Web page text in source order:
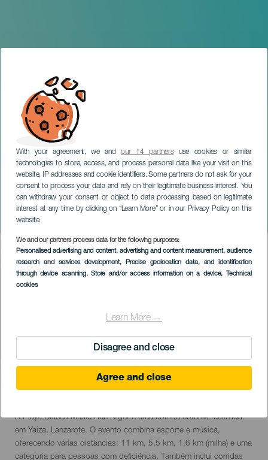
With your agreement, we andour 14 partnersuse cookies or similar
technologies to store, access, and process personal data like your visit on this
website, IP addresses and cookie identifiers. Some partners do not ask for your
consent to process your data and rely on their legitimate business interest. You
can withdraw your consent or object to data processing based on legitimate
interest at any time by clicking on “Learn More” or in our Privacy Policy on this
website.
We and our partners process data for the following purposes:
Personalised advertising and content, advertising and content measurement, audience
research and services development, Precise geolocation data, and identification
through device scanning, Store and/or access information on a device, Technical
cookies
Learn More →
Disagree and close
Agree and close
Playa Blanca Music Run
Night
LANZAROTE
Imagen
Listado
November 2026
Descripción
del
evento
A Playa Blanca Music Run Night é uma corrida noturna realizada
em Yaiza, Lanzarote. O evento combina esporte e música,
oferecendo várias distâncias: 11 km, 5,5 km, 1,6 km (milha) e uma
categoria para pessoas com deficiência. Também inclui corridas